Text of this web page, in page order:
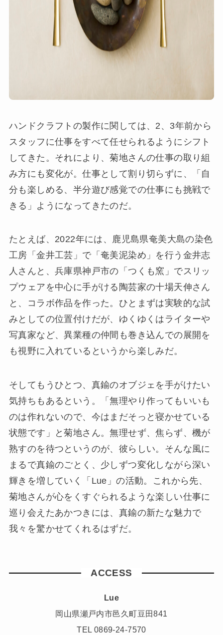
ハンドクラフトの製作に関しては、2、3年前から
スタッフに仕事をすべて任せられるようにシフト
してきた。それにより、菊地さんの仕事の取り組
み方にも変化が。仕事として割り切らずに、「自
分も楽しめる、半分遊び感覚での仕事にも挑戦で
きる」ようになってきたのだ。
たとえば、2022年には、鹿児島県奄美大島の染色
工房「金井工芸」で「奄美泥染め」を行う金井志
人さんと、兵庫県神戸市の「つくも窯」でスリッ
プウェアを中心に手がける陶芸家の十場天伸さん
と、コラボ作品を作った。ひとまずは実験的な試
みとしての位置付けだが、ゆくゆくはライターや
写真家など、異業種の仲間も巻き込んでの展開を
も視野に入れているというから楽しみだ。
そしてもうひとつ、真鍮のオブジェを手がけたい
気持ちもあるという。「無理やり作ってもいいも
のは作れないので、今はまだそっと寝かせている
状態です」と菊地さん。無理せず、焦らず、機が
熟すのを待つというのが、彼らしい。そんな風に
まるで真鍮のごとく、少しずつ変化しながら深い
輝きを増していく「Lue」の活動。これから先、
菊地さんが心をくすぐられるような楽しい仕事に
巡り会えたあかつきには、真鍮の新たな魅力で
我々を驚かせてくれるはずだ。
ACCESS
Lue
岡山県瀬戸内市邑久町豆田841
TEL 0869-24-7570